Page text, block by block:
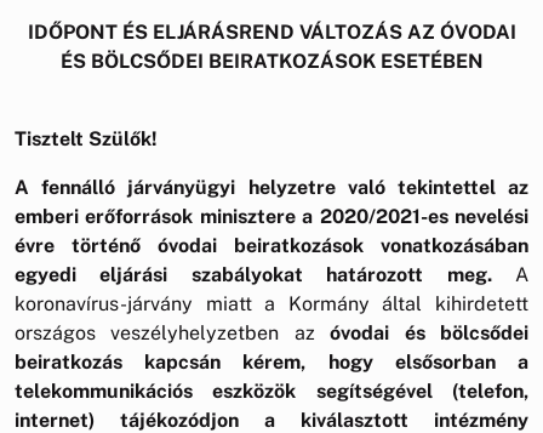
IDŐPONT ÉS ELJÁRÁSREND VÁLTOZÁS AZ ÓVODAI
ÉS BÖLCSŐDEI BEIRATKOZÁSOK ESETÉBEN
Tisztelt Szülők!
A fennálló járványügyi helyzetre való tekintettel az
emberi erőforrások minisztere a 2020/2021-es nevelési
évre történő óvodai beiratkozások vonatkozásában
egyedi eljárási szabályokat határozott meg. A
koronavírus-járvány miatt a Kormány által kihirdetett
országos veszélyhelyzetben azóvodai és bölcsődei
beiratkozás kapcsán kérem, hogy elsősorban a
telekommunikációs eszközök segítségével (telefon,
internet) tájékozódjon a kiválasztott intézmény